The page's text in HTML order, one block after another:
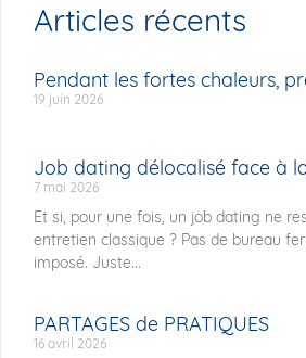
Articles récents
Pendant les fortes chaleurs,
19 juin 2026
Job dating délocalisé face à
7 mai 2026
Et si, pour une fois, un job dating ne
entretien classique ? Pas de bureau
imposé. Juste...
PARTAGES de PRATIQUES
16 avril 2026